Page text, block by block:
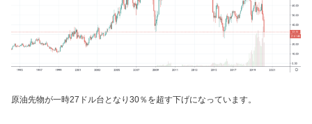
原油先物が一時27ドル台となり30％を超す下げになっています。